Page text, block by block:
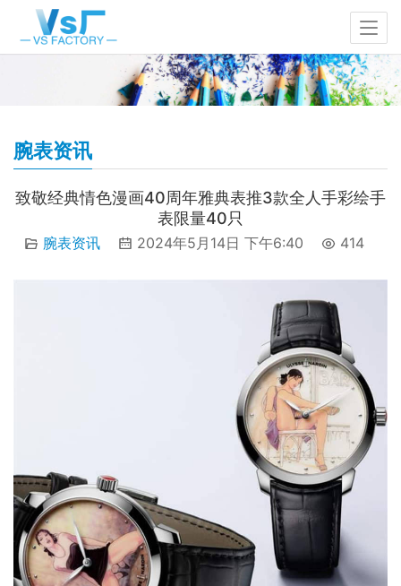
腕表资讯
致敬经典情色漫画40周年雅典表推3款全人手彩绘手
表限量40只
腕表资讯 2024年5月14日 下午6:40 414